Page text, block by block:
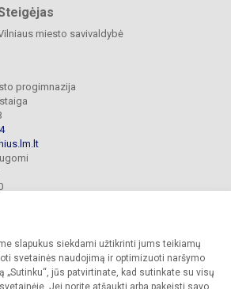
slapukus siekdami užtikrinti jums teikiamų
svetainės naudojimą ir optimizuoti naršymo
„Sutinku“, jūs patvirtinate, kad sutinkate su visų
Jei norite atšaukti arba pakeisti savo
miesto savivaldybė
progimnazija
Augusto progimnazija. Visos teisės saugomos.
mokyklos sutikimo griežtai draudžiama.